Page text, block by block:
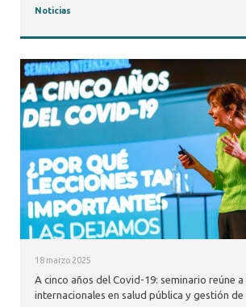
Noticias
18 marzo 2025
A cinco años del Covid-19: seminario reúne
internacionales en salud pública y gestión de